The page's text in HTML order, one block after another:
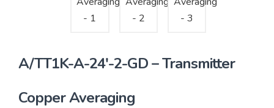
A/TT1K-A-24′-2-GD – Transmitter
Copper Averaging